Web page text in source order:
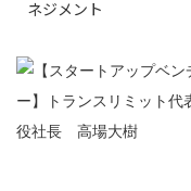
ネジメント